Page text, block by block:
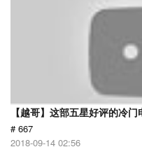
【越哥】这部五星好评的冷
# 667
2018-09-14 02:56